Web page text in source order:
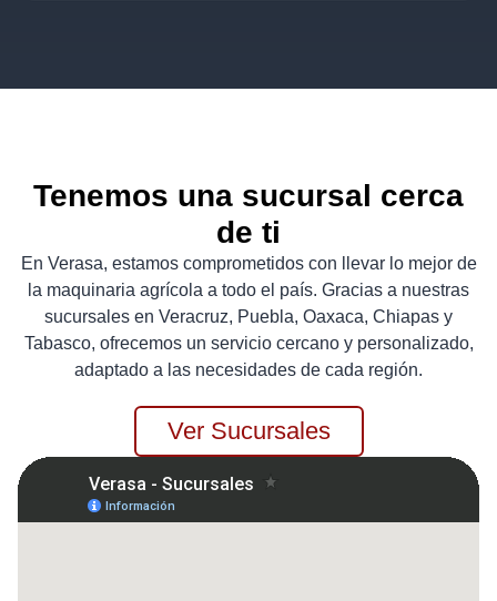
Tenemos una sucursal cerca
de ti
En Verasa, estamos comprometidos con llevar lo mejor de
la maquinaria agrícola a todo el país. Gracias a nuestras
sucursales en Veracruz, Puebla, Oaxaca, Chiapas y
Tabasco, ofrecemos un servicio cercano y personalizado,
adaptado a las necesidades de cada región.
Ver Sucursales